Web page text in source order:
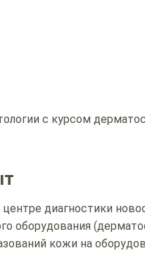
с курсом
диагностики
оборудования
кожи на